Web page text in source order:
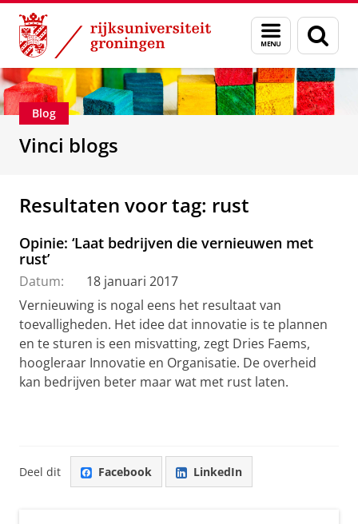
Skip
Content
Skip
Navigation
Menu
en
zoeken
Department of Innovation Management &
Blog
Vinci blogs
Resultaten voor tag: rust
Opinie: ‘Laat bedrijven die vernieuwen met
rust’
Datum:
18 januari 2017
Vernieuwing is nogal eens het resultaat van
toevalligheden. Het idee dat innovatie is te plannen
en te sturen is een misvatting, zegt Dries Faems,
hoogleraar Innovatie en Organisatie. De overheid
kan bedrijven beter maar wat met rust laten.
Deel dit Facebook LinkedIn